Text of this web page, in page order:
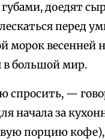
доедят
перед
морок весенней
в большой мир.
спросить, —
начала за
порцию